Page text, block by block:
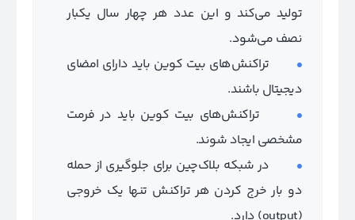
تولید می‌کند و این عدد هر چهار سال یکبار
نصف می‌شود.
تراکنش‌های بیت کوین باید دارای امضای
دیجیتال باشند.
تراکنش‌های بیت کوین باید در فرمت
مشخصی ایجاد شوند.
در شبکه بلاک‌چین برای جلوگیری از حمله
دو بار خرج کردن هر تراکنش تنها یک خروجی